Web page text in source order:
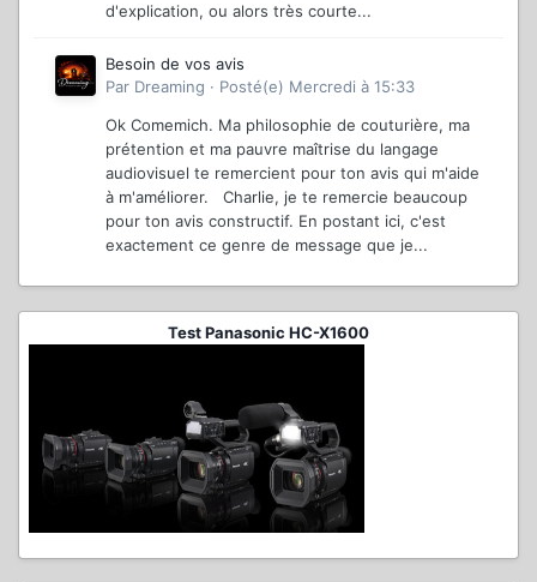
d'explication, ou alors très courte...
Besoin de vos avis
Par Dreaming · Posté(e) Mercredi à 15:33
Ok Comemich. Ma philosophie de couturière, ma
prétention et ma pauvre maîtrise du langage
audiovisuel te remercient pour ton avis qui m'aide
à m'améliorer. Charlie, je te remercie beaucoup
pour ton avis constructif. En postant ici, c'est
exactement ce genre de message que je...
Test Panasonic HC-X1600